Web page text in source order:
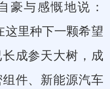
豪与感慨地说：
这里种下一颗希望
成参天大树，成
件、新能源汽车